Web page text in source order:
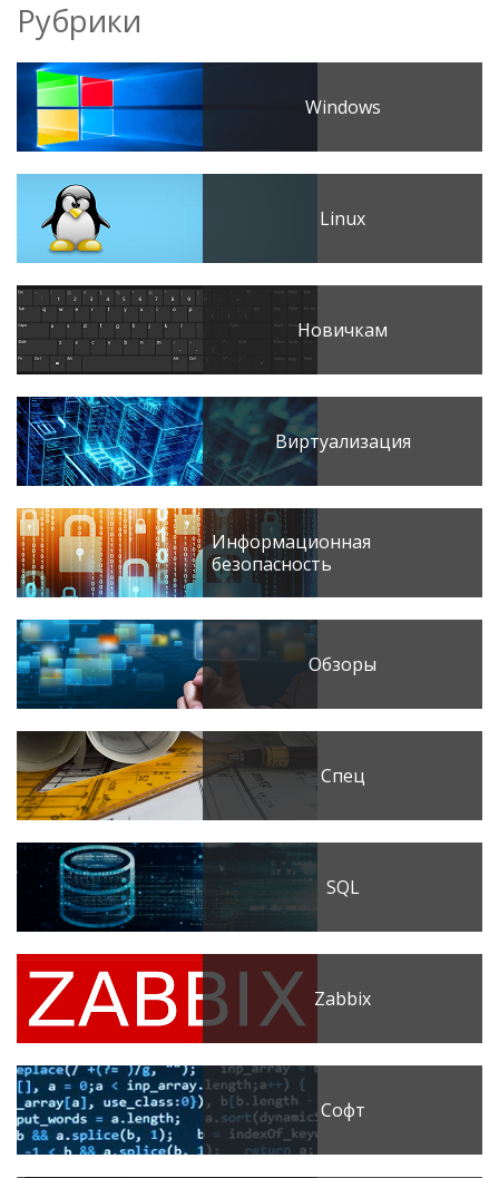
Рубрики
Windows
Linux
Новичкам
Виртуализация
Информационная
безопасность
Обзоры
Спец
SQL
Zabbix
Софт